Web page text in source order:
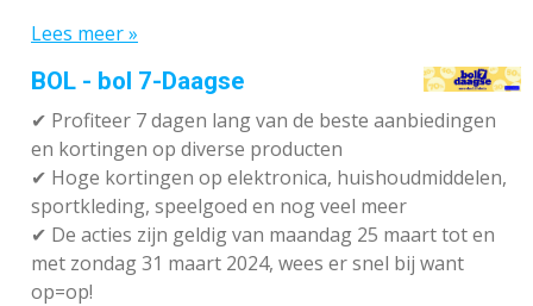
Lees meer »
BOL - bol 7-Daagse
✔ Profiteer 7 dagen lang van de beste aanbiedingen
en kortingen op diverse producten
✔ Hoge kortingen op elektronica, huishoudmiddelen,
sportkleding, speelgoed en nog veel meer
✔ De acties zijn geldig van maandag 25 maart tot en
met zondag 31 maart 2024, wees er snel bij want
op=op!